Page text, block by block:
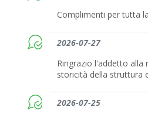
Complimenti per tutta
2026-07-27
Ringrazio l'addetto alla
storicità della struttura
2026-07-25